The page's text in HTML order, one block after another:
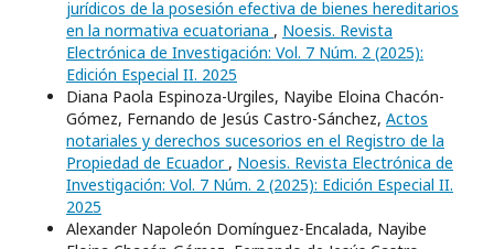
jurídicos de la posesión efectiva de bienes hereditarios
en la normativa ecuatoriana , Noesis. Revista
Electrónica de Investigación: Vol. 7 Núm. 2 (2025):
Edición Especial II. 2025
Diana Paola Espinoza-Urgiles, Nayibe Eloina Chacón-
Gómez, Fernando de Jesús Castro-Sánchez, Actos
notariales y derechos sucesorios en el Registro de la
Propiedad de Ecuador , Noesis. Revista Electrónica de
Investigación: Vol. 7 Núm. 2 (2025): Edición Especial II.
2025
Alexander Napoleón Domínguez-Encalada, Nayibe